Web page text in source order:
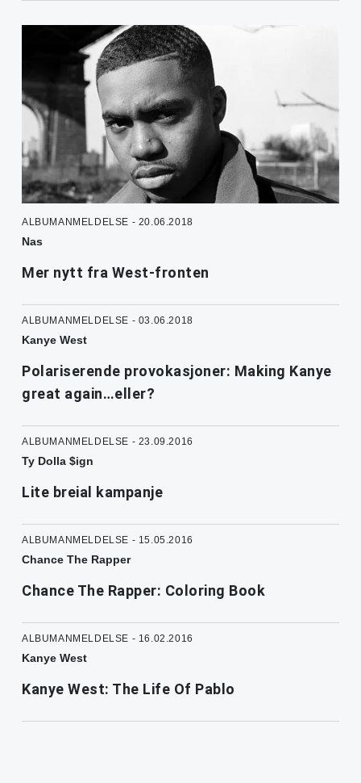
ALBUMANMELDELSE - 20.06.2018
Nas
Mer nytt fra West-fronten
ALBUMANMELDELSE - 03.06.2018
Kanye West
Polariserende provokasjoner: Making Kanye
great again…eller?
ALBUMANMELDELSE - 23.09.2016
Ty Dolla $ign
Lite breial kampanje
ALBUMANMELDELSE - 15.05.2016
Chance The Rapper
Chance The Rapper: Coloring Book
ALBUMANMELDELSE - 16.02.2016
Kanye West
Kanye West: The Life Of Pablo